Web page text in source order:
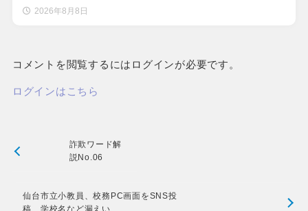
2026年8月8日
コメントを閲覧するにはログインが必要です。
ログインはこちら
詐欺ワード解
説No.06
仙台市立小教員、校務PC画面をSNS投
稿 学校名など漏えい